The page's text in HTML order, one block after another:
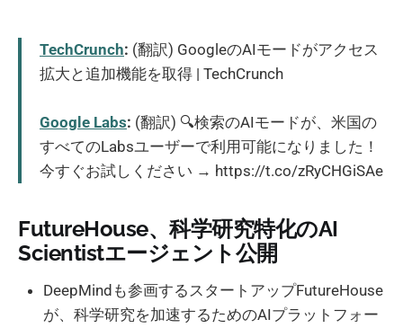
TechCrunch: (翻訳) GoogleのAIモードがアクセス
拡大と追加機能を取得 | TechCrunch
Google Labs: (翻訳) 🔍検索のAIモードが、米国の
すべてのLabsユーザーで利用可能になりました！
今すぐお試しください → https://t.co/zRyCHGiSAe
FutureHouse、科学研究特化のAI
Scientistエージェント公開
DeepMindも参画するスタートアップFutureHouse
が、科学研究を加速するためのAIプラットフォー